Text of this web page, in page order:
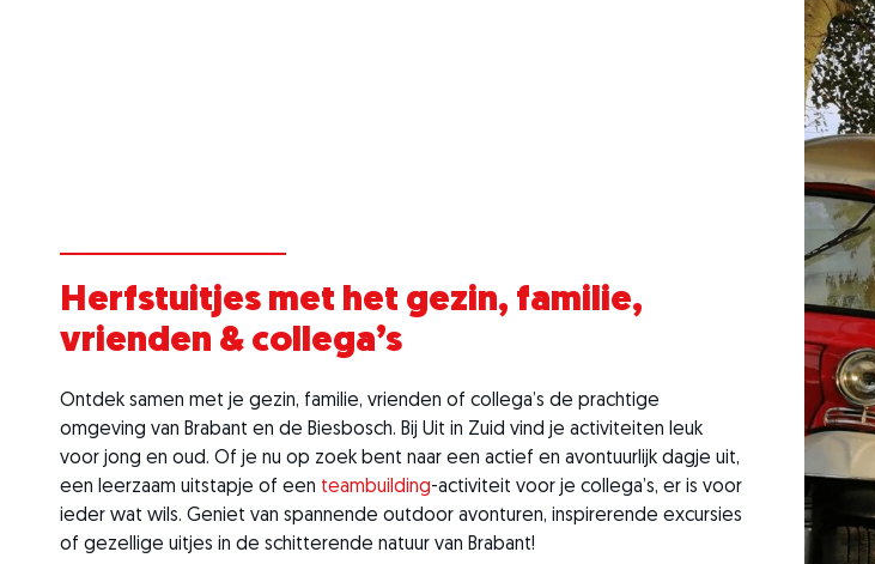
Herfstuitjes met het gezin, familie,
vrienden & collega’s
Ontdek samen met je gezin, familie, vrienden of collega’s de prachtige
omgeving van Brabant en de Biesbosch. Bij Uit in Zuid vind je activiteiten leuk
voor jong en oud. Of je nu op zoek bent naar een actief en avontuurlijk dagje uit,
een leerzaam uitstapje of een teambuilding-activiteit voor je collega’s, er is voor
ieder wat wils. Geniet van spannende outdoor avonturen, inspirerende excursies
of gezellige uitjes in de schitterende natuur van Brabant!